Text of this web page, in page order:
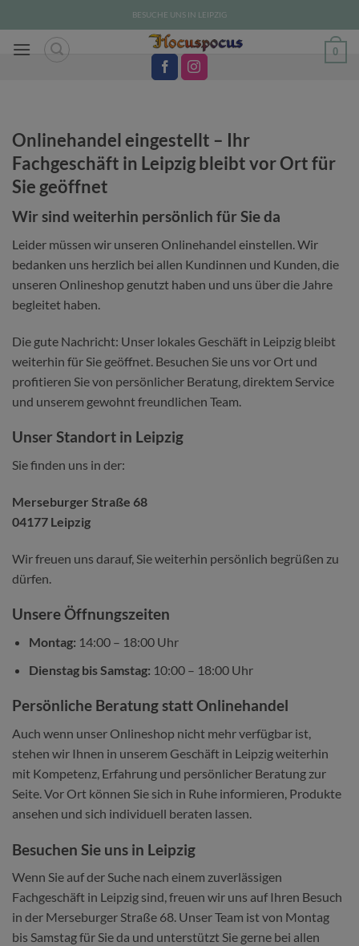
Inhalt
springen
BESUCHE UNS IN LEIPZIG
0
Onlinehandel eingestellt – Ihr
Fachgeschäft in Leipzig bleibt vor Ort für
Sie geöffnet
Wir sind weiterhin persönlich für Sie da
Leider müssen wir unseren Onlinehandel einstellen. Wir
bedanken uns herzlich bei allen Kundinnen und Kunden, die
unseren Onlineshop genutzt haben und uns über die Jahre
begleitet haben.
Die gute Nachricht: Unser lokales Geschäft in Leipzig bleibt
weiterhin für Sie geöffnet. Besuchen Sie uns vor Ort und
profitieren Sie von persönlicher Beratung, direktem Service
und unserem gewohnt freundlichen Team.
Unser Standort in Leipzig
Sie finden uns in der:
Merseburger Straße 68
04177 Leipzig
Wir freuen uns darauf, Sie weiterhin persönlich begrüßen zu
dürfen.
Unsere Öffnungszeiten
Montag: 14:00 – 18:00 Uhr
Dienstag bis Samstag: 10:00 – 18:00 Uhr
Persönliche Beratung statt Onlinehandel
Auch wenn unser Onlineshop nicht mehr verfügbar ist,
stehen wir Ihnen in unserem Geschäft in Leipzig weiterhin
mit Kompetenz, Erfahrung und persönlicher Beratung zur
Seite. Vor Ort können Sie sich in Ruhe informieren, Produkte
ansehen und sich individuell beraten lassen.
Besuchen Sie uns in Leipzig
Wenn Sie auf der Suche nach einem zuverlässigen
Fachgeschäft in Leipzig sind, freuen wir uns auf Ihren Besuch
in der Merseburger Straße 68. Unser Team ist von Montag
bis Samstag für Sie da und unterstützt Sie gerne bei allen